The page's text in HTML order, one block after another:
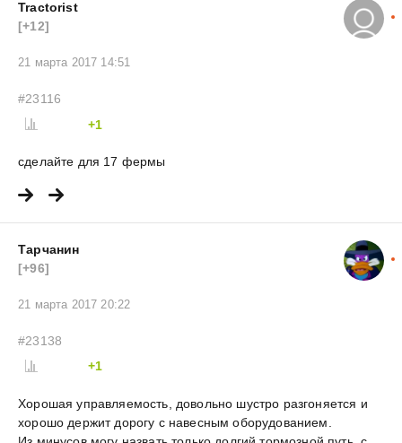
Tractorist
[+12]
21 марта 2017 14:51
#23116
+1
сделайте для 17 фермы
Тарчанин
[+96]
21 марта 2017 20:22
#23138
+1
Хорошая управляемость, довольно шустро разгоняется и
хорошо держит дорогу с навесным оборудованием.